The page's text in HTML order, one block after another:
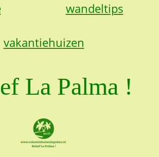
wandeltips
vakantiehuizen
La Palma !